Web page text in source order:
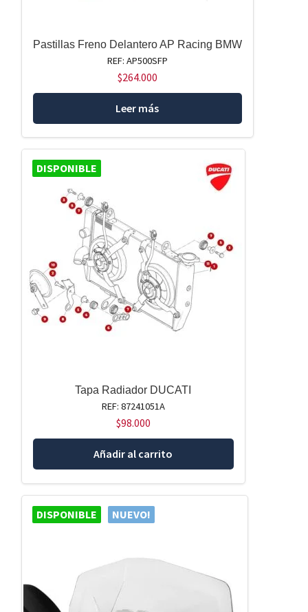
Pastillas Freno Delantero AP Racing BMW
REF: AP500SFP
$264.000
Leer más
DISPONIBLE
Tapa Radiador DUCATI
REF: 87241051A
$98.000
Añadir al carrito
DISPONIBLE NUEVO!